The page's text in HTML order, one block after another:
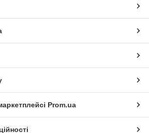
Prom.ua